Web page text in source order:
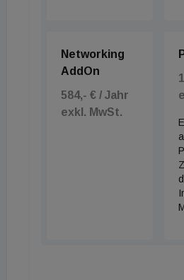
Networking
AddOn
584,- € / Jahr
exkl. MwSt.